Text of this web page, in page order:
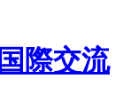
際交流